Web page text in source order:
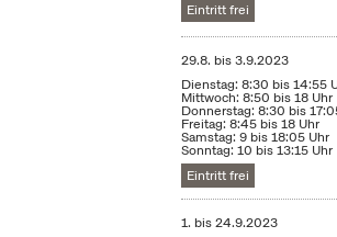
Eintritt frei
29.8. bis3.9.2023
Dienstag: 8:30 bis 14:55
Mittwoch: 8:50 bis 18 Uhr
Donnerstag: 8:30 bis
Freitag: 8:45 bis 18 Uhr
Samstag: 9 bis 18:05 Uhr
Sonntag: 10 bis 13:15 Uhr
Eintritt frei
1. bis24.9.2023